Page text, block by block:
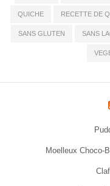
QUICHE RECETTE DE
SANS GLUTEN SANS
Moelleux Choco-